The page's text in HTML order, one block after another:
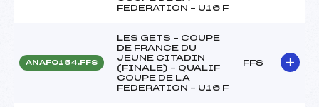
FEDERATION – U16 F
ANAF0154.FFS
LES GETS – COUPE
DE FRANCE DU
JEUNE CITADIN
(FINALE) – QUALIF
COUPE DE LA
FEDERATION – U16 F
FFS